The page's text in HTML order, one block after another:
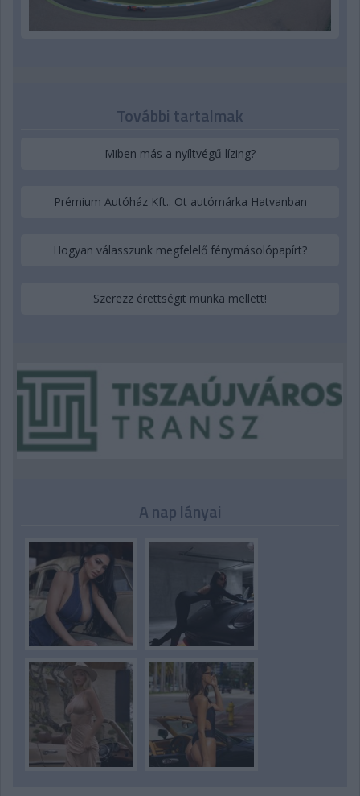
További tartalmak
Miben más a nyíltvégű lízing?
Prémium Autóház Kft.: Öt autómárka Hatvanban
Hogyan válasszunk megfelelő fénymásolópapírt?
Szerezz érettségit munka mellett!
A nap lányai